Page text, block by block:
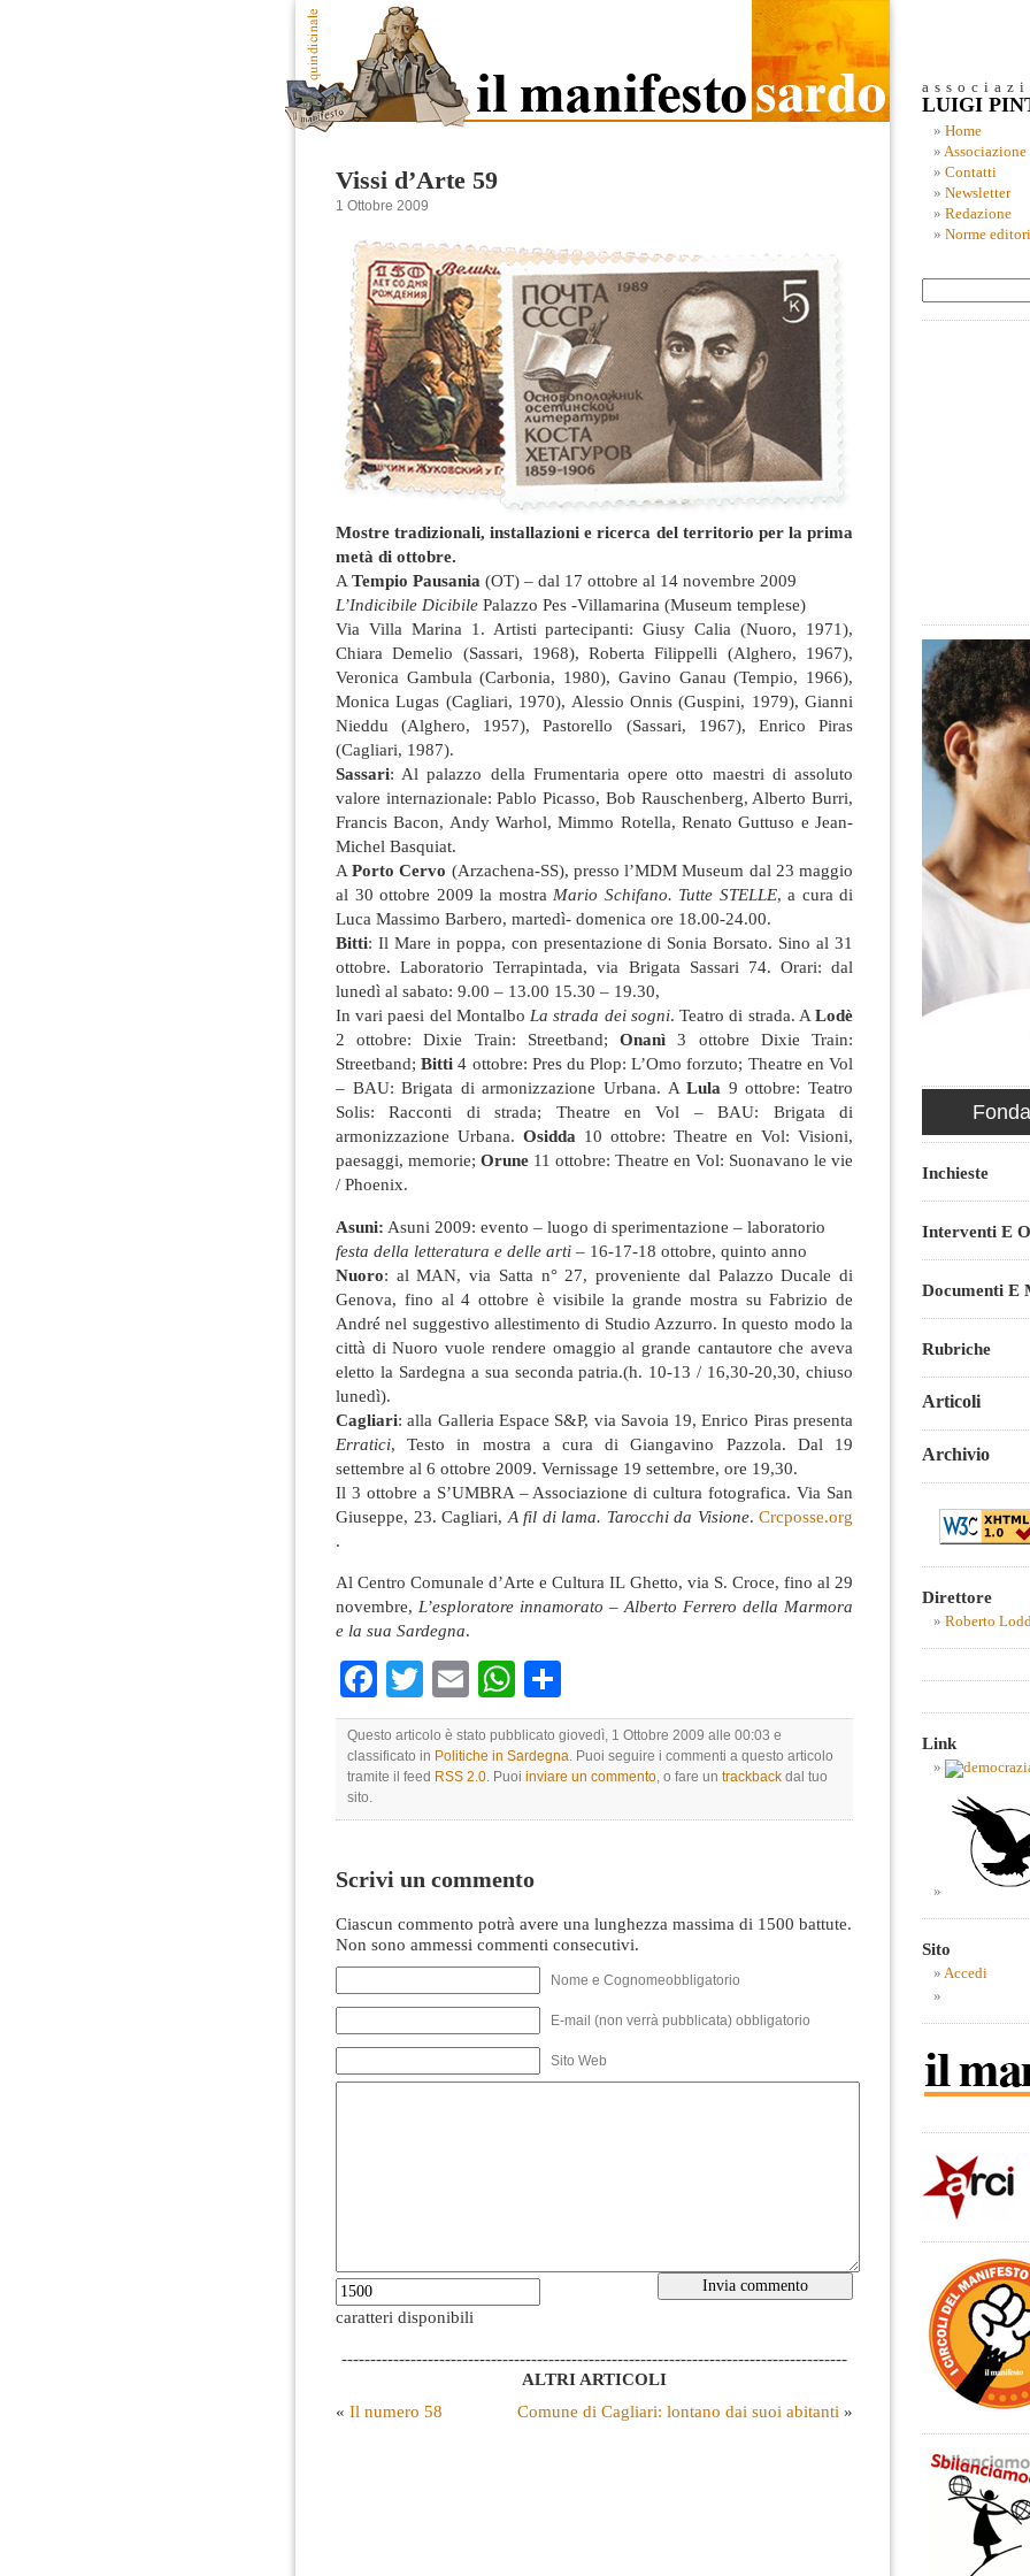
Vissi d’Arte 59
1 Ottobre 2009
Mostre tradizionali, installazioni e ricerca del territorio per la prima
metà di ottobre.
ATempio Pausania (OT) – dal 17 ottobre al 14 novembre 2009
L’Indicibile Dicibile Palazzo Pes -Villamarina (Museum templese)
Via Villa Marina 1. Artisti partecipanti:Giusy Calia (Nuoro, 1971),
Chiara Demelio (Sassari, 1968), Roberta Filippelli (Alghero, 1967),
Veronica Gambula (Carbonia, 1980), Gavino Ganau (Tempio, 1966),
Monica Lugas (Cagliari, 1970), Alessio Onnis (Guspini, 1979), Gianni
Nieddu (Alghero, 1957), Pastorello (Sassari, 1967), Enrico Piras
(Cagliari, 1987).
Sassari: Al palazzo della Frumentaria opere otto maestri di assoluto
valore internazionale: Pablo Picasso, Bob Rauschenberg, Alberto Burri,
Francis Bacon, Andy Warhol, Mimmo Rotella, Renato Guttuso e Jean-
Michel Basquiat.
APorto Cervo (Arzachena-SS), presso l’MDM Museum dal 23 maggio
al 30 ottobre 2009 la mostra Mario Schifano. Tutte STELLE, a cura di
Luca Massimo Barbero, martedì- domenica ore 18.00-24.00.
Bitti: Il Mare in poppa, con presentazione di Sonia Borsato. Sino al 31
ottobre. Laboratorio Terrapintada, via Brigata Sassari 74. Orari: dal
lunedì al sabato: 9.00 – 13.00 15.30 – 19.30,
In vari paesi del MontalboLa strada dei sogni. Teatro di strada. ALodè
2 ottobre: Dixie Train: Streetband;Onanì3 ottobre Dixie Train:
Streetband;Bitti 4 ottobre: Pres du Plop: L’Omo forzuto; Theatre en Vol
– BAU: Brigata di armonizzazione Urbana. ALula 9 ottobre: Teatro
Solis: Racconti di strada; Theatre en Vol – BAU: Brigata di
armonizzazione Urbana. Osidda 10 ottobre: Theatre en Vol: Visioni,
paesaggi, memorie; Orune 11 ottobre: Theatre en Vol: Suonavano le vie
/ Phoenix.
Asuni: Asuni 2009: evento – luogo di sperimentazione – laboratorio
festa della letteratura e delle arti – 16-17-18 ottobre, quinto anno
Nuoro: al MAN, via Satta n° 27, proveniente dal Palazzo Ducale di
Genova, fino al 4 ottobre è visibile la grande mostra su Fabrizio de
André nel suggestivo allestimento di Studio Azzurro. In questo modo la
città di Nuoro vuole rendere omaggio al grande cantautore che aveva
eletto la Sardegna a sua seconda patria.(h. 10-13 / 16,30-20,30, chiuso
lunedì).
Cagliari: alla Galleria Espace S&P, via Savoia 19, Enrico Piras presenta
Erratici, Testo in mostra a cura di Giangavino Pazzola. Dal 19
settembre al 6 ottobre 2009. Vernissage 19 settembre, ore 19,30.
Il 3 ottobre a S’UMBRA – Associazione di cultura fotografica. Via San
Giuseppe, 23. Cagliari, A fil di lama. Tarocchi da Visione. Crcposse.org
.
Al Centro Comunale d’Arte e Cultura IL Ghetto, via S. Croce, fino al 29
novembre, L’esploratore innamorato – Alberto Ferrero della Marmora
e la sua Sardegna.
Facebook
TwitterEmailWhatsApp
Questo articolo è stato pubblicato giovedì, 1 Ottobre 2009 alle 00:03 e
classificato in Politiche in Sardegna. Puoi seguire i commenti a questo articolo
tramite il feed RSS 2.0. Puoi inviare un commento, o fare un trackback dal tuo
sito.
Scrivi un commento
Ciascun commento potrà avere una lunghezza massima di 1500 battute.
Non sono ammessi commenti consecutivi.
Nome e Cognomeobbligatorio
E-mail (non verrà pubblicata) obbligatorio
Sito Web
caratteri disponibili
----------------------------------------------------------------------------------------
ALTRI ARTICOLI
« Il numero 58 Comune di Cagliari: lontano dai suoi abitanti »
LUIGI
Home
Associazione
Contatti
Newsletter
Redazione
Norme
Inchieste
Interventi E
Documenti E
Rubriche
Articoli
Archivio
Direttore
Roberto
Link
Sito
Accedi